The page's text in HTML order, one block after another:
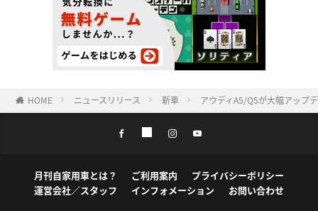
HOME ニュースリリース 新車 アウディA5/Q5が大幅アップ
月刊自家用車とは？ ご利用案内
プライバシーポリシー
運営会社／スタッフ
インフォメーション お問い合わせ